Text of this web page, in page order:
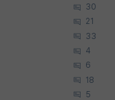
30
21
33
4
6
18
5